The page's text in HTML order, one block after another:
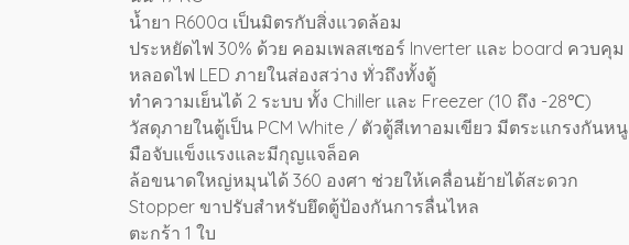
น้ำยา R600a เป็นมิตรกับสิ่งแวดล้อม
ประหยัดไฟ 30% ด้วย คอมเพลสเซอร์ Inverter และ board ควบคุม
หลอดไฟ LED ภายในส่องสว่าง ทั่วถึงทั้งตู้
ทำความเย็นได้ 2 ระบบ ทั้ง Chiller และ Freezer (10 ถึง -28℃)
วัสดุภายในตู้เป็น PCM White / ตัวตู้สีเทาอมเขียว มีตระแกรงกันหนู
มือจับแข็งแรงและมีกุญแจล็อค
ล้อขนาดใหญ่หมุนได้ 360 องศา ช่วยให้เคลื่อนย้ายได้สะดวก
Stopper ขาปรับสำหรับยึดตู้ป้องกันการลื่นไหล
ตะกร้า 1 ใบ